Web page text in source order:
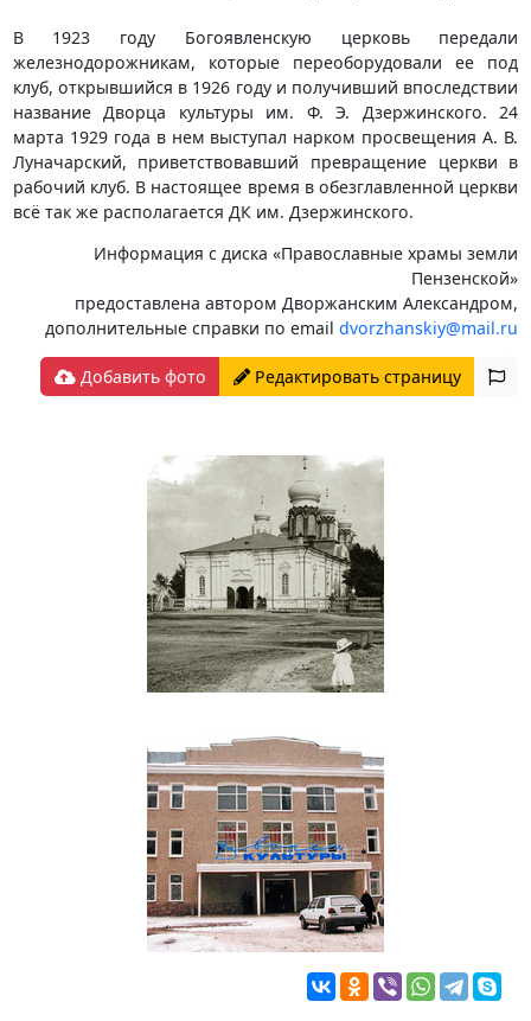
В 1923 году Богоявленскую церковь передали
железнодорожникам, которые переоборудовали ее под
клуб, открывшийся в 1926 году и получивший впоследствии
название Дворца культуры им. Ф. Э. Дзержинского. 24
марта 1929 года в нем выступал нарком просвещения А. В.
Луначарский, приветствовавший превращение церкви в
рабочий клуб. В настоящее время в обезглавленной церкви
всё так же располагается ДК им. Дзержинского.
Информация с диска «Православные храмы земли
Пензенской»
предоставлена автором Дворжанским Александром,
дополнительные справки по emaildvorzhanskiy@mail.ru
Добавить фото Редактировать страницу